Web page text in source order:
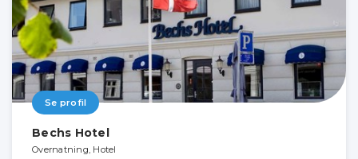
Se profil
Bechs Hotel
Overnatning, Hotel